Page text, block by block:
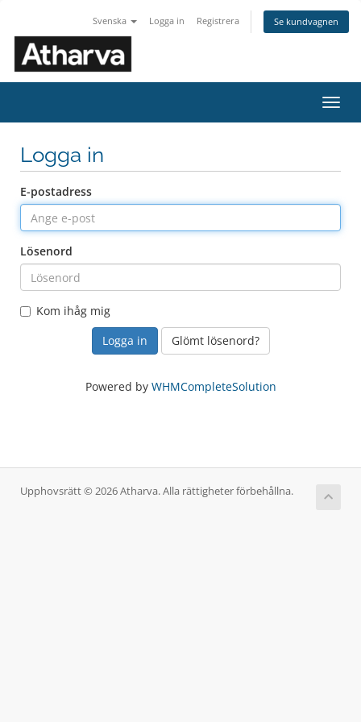
Svenska Logga in Registrera Se kundvagnen
Växla
Logga in
E-postadress
Lösenord
Kom ihåg mig
Glömt lösenord?
Powered by WHMCompleteSolution
Upphovsrätt © 2026 Atharva. Alla rättigheter förbehållna.